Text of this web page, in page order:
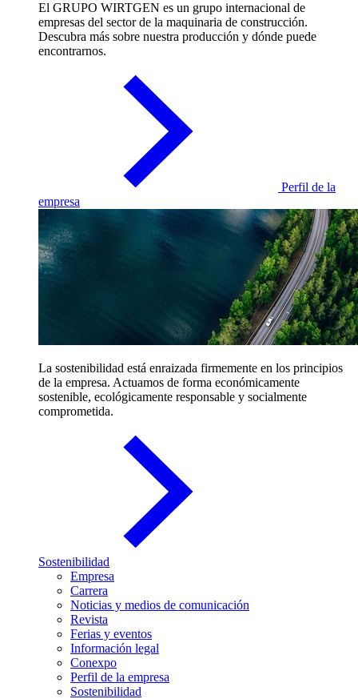
El GRUPO WIRTGEN es un grupo internacional de
empresas del sector de la maquinaria de construcción.
Descubra más sobre nuestra producción y dónde puede
encontrarnos.
Perfil de la
empresa
La sostenibilidad está enraizada firmemente en los principios
de la empresa. Actuamos de forma económicamente
sostenible, ecológicamente responsable y socialmente
comprometida.
Sostenibilidad
Empresa
Carrera
Noticias y medios de comunicación
Revista
Ferias y eventos
Información legal
Conexpo
Perfil de la empresa
Sostenibilidad